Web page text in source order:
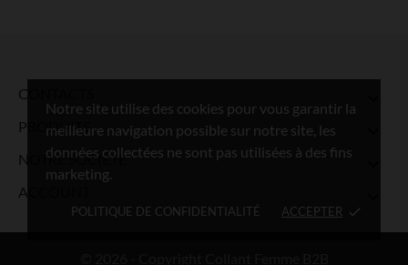
Notre site utilise des cookies pour vous garantir la
meilleure navigation possible sur notre site, les
données collectées ne sont pas utilisées à des fins
marketing.
POLITIQUE DE CONFIDENTIALITÉ ACCEPTER done
CONTACTS
PRODUITS
NOTRE SOCIÉTÉ
ACCOUNT